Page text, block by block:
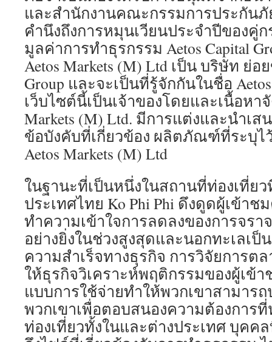
และสำนักงานคณะกรรมการประกัน
คำนึงถึงการหมุนเวียนประจำปีของคู่
มูลค่าการทำธุรกรรม Aetos Capital
Aetos Markets (M) Ltd เป็น บริษัท ย่อ
Group และจะเป็นที่รู้จักกันในชื่อ Aetos
เว็บไซต์นี้เป็นเจ้าของโดยและเนื้อหา
Markets (M) Ltd. มีการแต่งและนำเ
ข้อบังคับที่เกี่ยวข้อง ผลิตภัณฑ์ที่ระบุไ
Aetos Markets (M) Ltd
ในฐานะที่เป็นหนึ่งในสถานที่ท่องเที่ย
ประเทศไทย Ko Phi Phi ดึงดูดผู้เข้า
ทำความเข้าใจการลดลงของการจรา
อย่างยิ่งในช่วงสูงสุดและนอกทะเลเ
ความสำเร็จทางธุรกิจ การวิจัยการตล
ให้ธุรกิจวิเคราะห์พฤติกรรมของผู้เข้
แบบการใช้จ่ายทำให้พวกเขาสามาร
พวกเขาเพื่อตอบสนองความต้องการ
ท่องเที่ยวทั้งในและต่างประเทศ บุคค